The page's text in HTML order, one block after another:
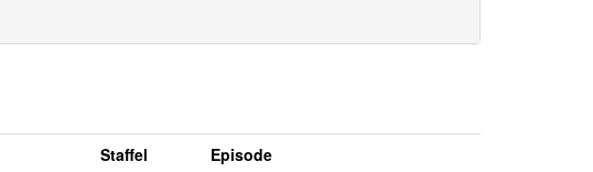
Staffel
Episode